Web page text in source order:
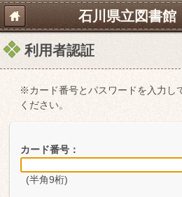
石川県立図書館
利用者認証
※カード番号とパスワードを入力し
ください。
カード番号：
(半角9桁)